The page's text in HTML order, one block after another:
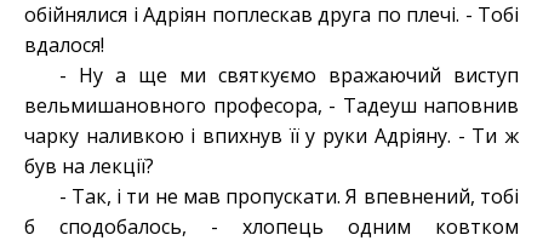
обійнялися і Адріян поплескав друга по плечі. - Тобі
вдалося!
- Ну а ще ми святкуємо вражаючий виступ
вельмишановного професора, - Тадеуш наповнив
чарку наливкою і впихнув її у руки Адріяну. - Ти ж
був на лекції?
- Так, і ти не мав пропускати. Я впевнений, тобі
б сподобалось, - хлопець одним ковтком